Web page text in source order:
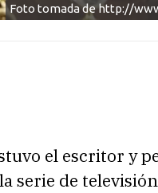
Foto tomada de http://
el escritor y
serie de